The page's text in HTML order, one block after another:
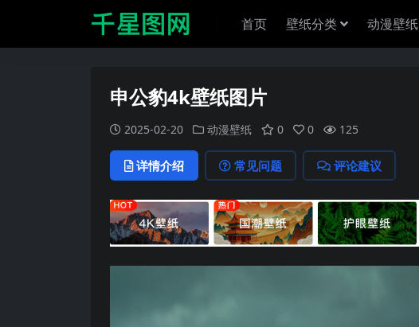
首页 壁纸分类 动漫壁纸
申公豹4k壁纸图片
2025-02-20 动漫壁纸 0 0 125
详情介绍 常见问题 评论建议